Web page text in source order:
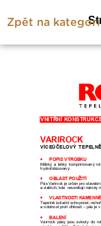
Zpět na